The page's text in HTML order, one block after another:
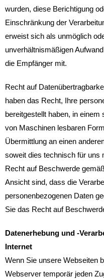
wurden, diese Berichtigung
Einschränkung der
erweist sich als unmöglich
unverhältnismäßigen
die Empfänger mit.
Recht auf
haben das Recht, Ihre
bereitgestellt haben, in einem
von Maschinen lesbaren
Übermittlung an einen
soweit dies technisch für uns
Recht auf Beschwerde
Ansicht sind, dass die
personenbezogenen Daten
Sie das Recht auf
Datenerhebung und -
Internet
Wenn Sie unsere Webseiten
Webserver temporär jeden